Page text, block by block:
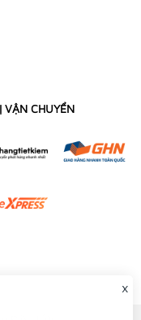
VẬN CHUYỂN
x